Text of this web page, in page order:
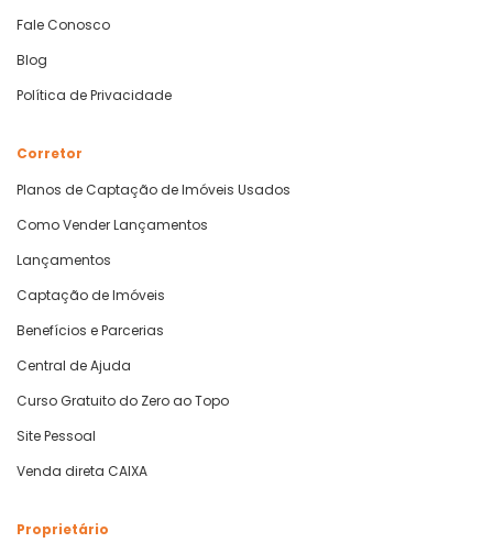
Fale Conosco
Blog
Política de Privacidade
Corretor
Planos de Captação de Imóveis Usados
Como Vender Lançamentos
Lançamentos
Captação de Imóveis
Benefícios e Parcerias
Central de Ajuda
Curso Gratuito do Zero ao Topo
Site Pessoal
Venda direta CAIXA
Proprietário